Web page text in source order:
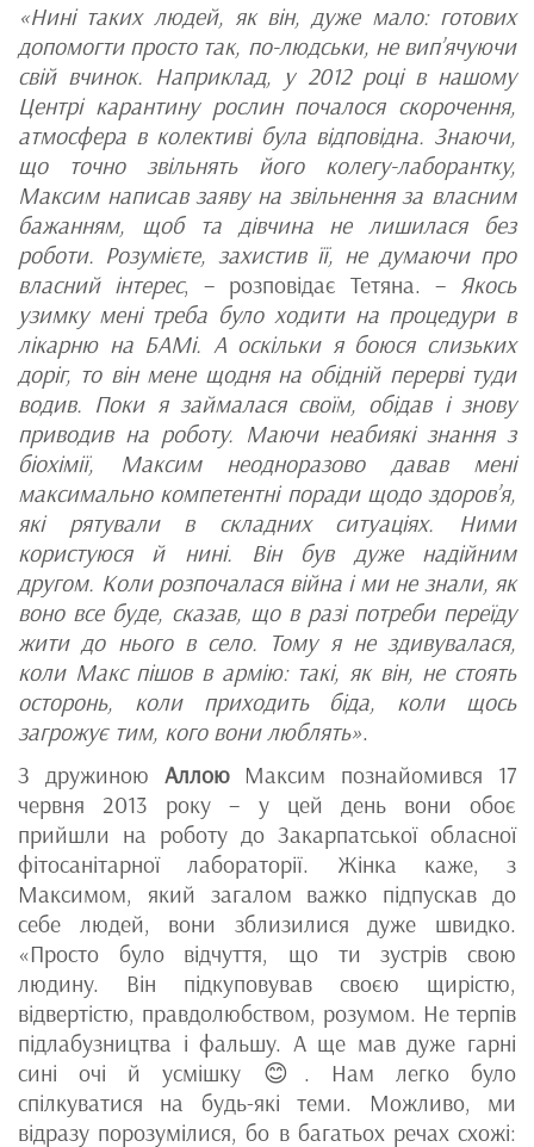
«Нині таких людей, як він, дуже мало: готових
допомогти просто так, по-людськи, не вип’ячуючи
свій вчинок. Наприклад, у 2012 році в нашому
Центрі карантину рослин почалося скорочення,
атмосфера в колективі була відповідна. Знаючи,
що точно звільнять його колегу-лаборантку,
Максим написав заяву на звільнення за власним
бажанням, щоб та дівчина не лишилася без
роботи. Розумієте, захистив її, не думаючи про
власний інтерес, – розповідає Тетяна. – Якось
узимку мені треба було ходити на процедури в
лікарню на БАМі. А оскільки я боюся слизьких
доріг, то він мене щодня на обідній перерві туди
водив. Поки я займалася своїм, обідав і знову
приводив на роботу. Маючи неабиякі знання з
біохімії, Максим неодноразово давав мені
максимально компетентні поради щодо здоров’я,
які рятували в складних ситуаціях. Ними
користуюся й нині. Він був дуже надійним
другом. Коли розпочалася війна і ми не знали, як
воно все буде, сказав, що в разі потреби переїду
жити до нього в село. Тому я не здивувалася,
коли Макс пішов в армію: такі, як він, не стоять
осторонь, коли приходить біда, коли щось
загрожує тим, кого вони люблять».
З дружиною АллоюМаксим познайомився 17
червня 2013 року – у цей день вони обоє
прийшли на роботу до Закарпатської обласної
фітосанітарної лабораторії. Жінка каже, з
Максимом, який загалом важко підпускав до
себе людей, вони зблизилися дуже швидко.
«Просто було відчуття, що ти зустрів свою
людину. Він підкуповував своєю щирістю,
відвертістю, правдолюбством, розумом. Не терпів
підлабузництва і фальшу. А ще мав дуже гарні
сині очі й усмішку 😊. Нам легко було
спілкуватися на будь-які теми. Можливо, ми
відразу порозумілися, бо в багатьох речах схожі: